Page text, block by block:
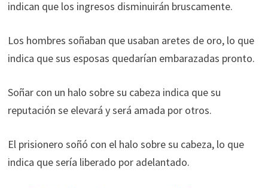
indican que los ingresos disminuirán bruscamente.
Los hombres soñaban que usaban aretes de oro, lo que
indica que sus esposas quedarían embarazadas pronto.
Soñar con un halo sobre su cabeza indica que su
reputación se elevará y será amada por otros.
El prisionero soñó con el halo sobre su cabeza, lo que
indica que sería liberado por adelantado.